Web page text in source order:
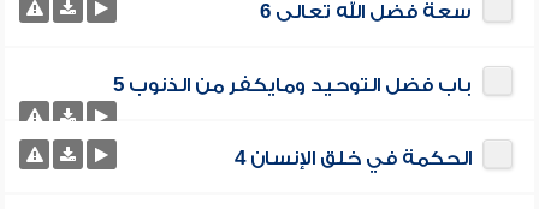
سعة فضل الله تعالى 6
باب فضل التوحيد ومايكفر من الذنوب 5
الحكمة في خلق الإنسان 4